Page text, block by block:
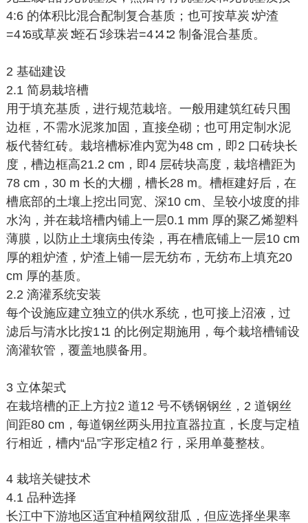
4:6 的体积比混合配制复合基质；也可按草炭∶炉渣
=4∶6或草炭∶蛭石∶珍珠岩=4∶4∶2 制备混合基质。
2 基础建设
2.1 简易栽培槽
用于填充基质，进行规范栽培。一般用建筑红砖只围
边框，不需水泥浆加固，直接垒砌；也可用定制水泥
板代替红砖。栽培槽标准内宽为48 cm，即2 口砖块长
度，槽边框高21.2 cm，即4 层砖块高度，栽培槽距为
78 cm，30 m 长的大棚，槽长28 m。槽框建好后，在
槽底部的土壤上挖出同宽、深10 cm、呈较小坡度的排
水沟，并在栽培槽内铺上一层0.1 mm 厚的聚乙烯塑料
薄膜，以防止土壤病虫传染，再在槽底铺上一层10 cm
厚的粗炉渣，炉渣上铺一层无纺布，无纺布上填充20
cm 厚的基质。
2.2 滴灌系统安装
每个设施应建立独立的供水系统，也可接上沼液，过
滤后与清水比按1∶1 的比例定期施用，每个栽培槽铺设
滴灌软管，覆盖地膜备用。
3 立体架式
在栽培槽的正上方拉2 道12 号不锈钢钢丝，2 道钢丝
间距80 cm，每道钢丝两头用拉直器拉直，长度与定植
行相近，槽内“品”字形定植2 行，采用单蔓整枝。
4 栽培关键技术
4.1 品种选择
长江中下游地区适宜种植网纹甜瓜，但应选择坐果率